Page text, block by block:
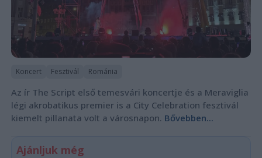
Koncert Fesztivál Románia
Az ír The Script első temesvári koncertje és a Meraviglia
légi akrobatikus premier is a City Celebration fesztivál
kiemelt pillanata volt a városnapon. Bővebben...
Ajánljuk még